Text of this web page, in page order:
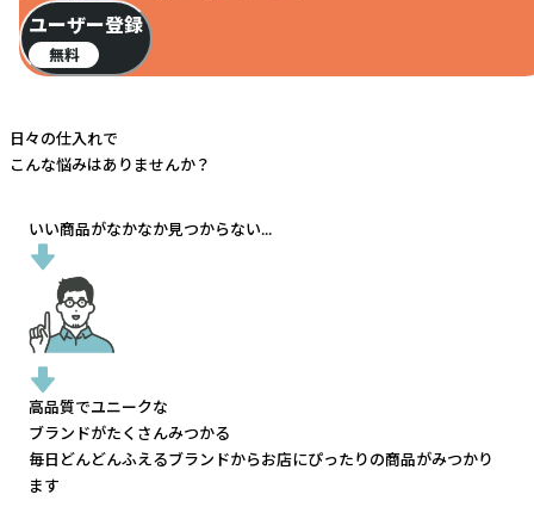
ユーザー登録
無料
日々の仕入れで
こんな悩みはありませんか？
いい商品がなかなか見つからない...
高品質でユニークな
ブランドがたくさんみつかる
毎日どんどんふえるブランドからお店にぴったりの商品がみつかり
ます